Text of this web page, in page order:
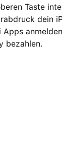
Taste
dein
bezahlen.